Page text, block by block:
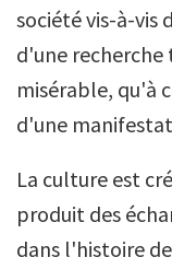
société vis-à-vis
d'une recherche
misérable, qu'à
d'une
La culture est
produit des
dans l'histoire